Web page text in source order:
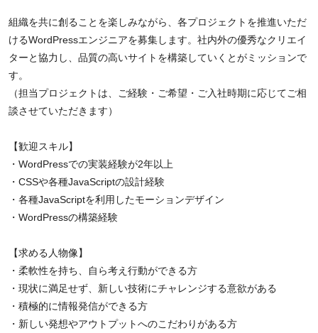
組織を共に創ることを楽しみながら、各プロジェクトを推進いただ
けるWordPressエンジニアを募集します。社内外の優秀なクリエイ
ターと協力し、品質の高いサイトを構築していくとがミッションで
す。
（担当プロジェクトは、ご経験・ご希望・ご入社時期に応じてご相
談させていただきます）
【歓迎スキル】
・WordPressでの実装経験が2年以上
・CSSや各種JavaScriptの設計経験
・各種JavaScriptを利用したモーションデザイン
・WordPressの構築経験
【求める人物像】
・柔軟性を持ち、自ら考え行動ができる方
・現状に満足せず、新しい技術にチャレンジする意欲がある
・積極的に情報発信ができる方
・新しい発想やアウトプットへのこだわりがある方